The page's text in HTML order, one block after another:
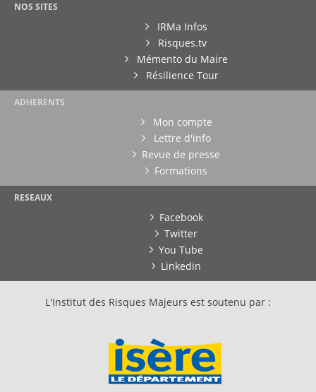
NOS SITES
IRMa Infos
Risques.tv
Mémento du Maire
Résilience Tour
ADHERENTS
Mon compte
Lettre d'info
Revue de presse
Formations
RESEAUX
Facebook
Twitter
You Tube
Linkedin
L'Institut des Risques Majeurs est soutenu par :